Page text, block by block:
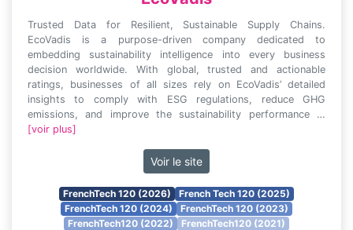
Trusted Data for Resilient, Sustainable Supply Chains.
EcoVadis is a purpose-driven company dedicated to
embedding sustainability intelligence into every business
decision worldwide. With global, trusted and actionable
ratings, businesses of all sizes rely on EcoVadis’ detailed
insights to comply with ESG regulations, reduce GHG
emissions, and improve the sustainability performance …
[voir plus]
Voir le site
FrenchTech 120 (2026)
French Tech 120 (2025)
FrenchTech 120 (2024)
FrenchTech 120 (2023)
FrenchTech120 (2022)
FrenchTech120 (2021)